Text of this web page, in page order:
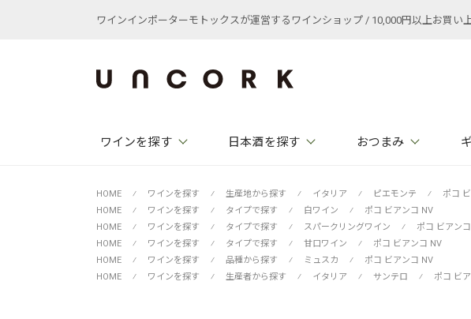
ワインインポーターモトックスが運営するワインショップ / 10,000円以上お買い
ワインを探す 日本酒を探す おつまみ
HOME ⁄ ワインを探す ⁄ 生産地から探す ⁄ イタリア ⁄ ピエモンテ ⁄
ポコ
HOME
⁄ ワインを探す ⁄ タイプで探す ⁄ 白ワイン ⁄
ポコ ビアンコ NV
HOME
⁄ ワインを探す ⁄ タイプで探す ⁄ スパークリングワイン ⁄
ポコ ビアン
HOME
⁄ ワインを探す ⁄ タイプで探す ⁄ 甘口ワイン ⁄
ポコ ビアンコ NV
HOME
⁄ ワインを探す ⁄ 品種から探す ⁄ ミュスカ ⁄
ポコ ビアンコ NV
HOME
⁄ ワインを探す ⁄ 生産者から探す ⁄ イタリア ⁄ サンテロ ⁄ ポコ ビ